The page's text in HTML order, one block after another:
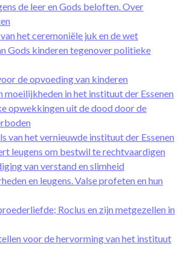
de leer en Gods beloften. Over
het ceremoniële juk en de wet
Gods kinderen tegenover politieke
de opvoeding van kinderen
moeilijkheden in het instituut der Essenen
opwekkingen uit de dood door de
van het vernieuwde instituut der Essenen
leugens om bestwil te rechtvaardigen
van verstand en slimheid
en leugens. Valse profeten en hun
Roclus en zijn metgezellen in
voor de hervorming van het instituut